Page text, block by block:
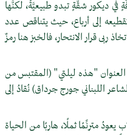
في ديكور شقَّةٍ تبدو طبيعيَّةً، لكنَّها
إلى أرباع، حيث يتناقص عدد
ربى قرار الانتحار، فالخبز هنا رمزٌ
العنوان "هذه ليلتي" (المقتبس من
اللبناني جورج جرداق) نُقادُ إلى
مترنِّمًا ثملًا، هاربًا من الحياة